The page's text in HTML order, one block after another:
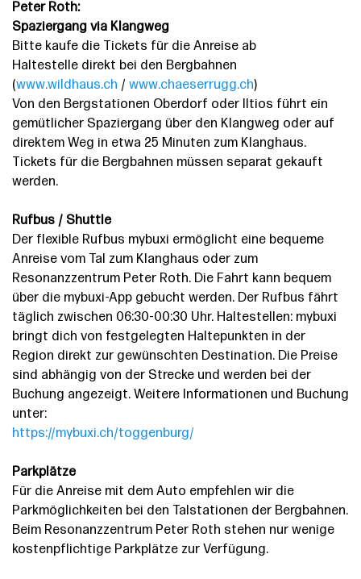
Peter Roth:
Spaziergang via Klangweg
Bitte kaufe die Tickets für die Anreise ab
Haltestelle direkt bei den Bergbahnen
(www.wildhaus.ch / www.chaeserrugg.ch)
Von den Bergstationen Oberdorf oder Iltios führt ein
gemütlicher Spaziergang über den Klangweg oder auf
direktem Weg in etwa 25 Minuten zum Klanghaus.
Tickets für die Bergbahnen müssen separat gekauft
werden.
Rufbus / Shuttle
Der flexible Rufbus mybuxi ermöglicht eine bequeme
Anreise vom Tal zum Klanghaus oder zum
Resonanzzentrum Peter Roth. Die Fahrt kann bequem
über die mybuxi-App gebucht werden. Der Rufbus fährt
täglich zwischen 06:30-00:30 Uhr. Haltestellen: mybuxi
bringt dich von festgelegten Haltepunkten in der
Region direkt zur gewünschten Destination. Die Preise
sind abhängig von der Strecke und werden bei der
Buchung angezeigt. Weitere Informationen und Buchung
unter:
https://mybuxi.ch/toggenburg/
Parkplätze
Für die Anreise mit dem Auto empfehlen wir die
Parkmöglichkeiten bei den Talstationen der Bergbahnen.
Beim Resonanzzentrum Peter Roth stehen nur wenige
kostenpflichtige Parkplätze zur Verfügung.